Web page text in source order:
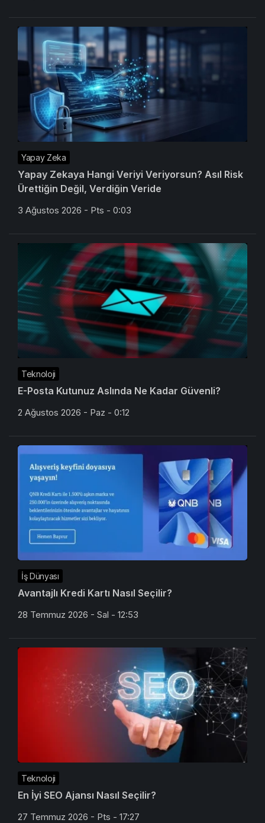
Yapay Zeka
Yapay Zekaya Hangi Veriyi Veriyorsun? Asıl Risk
Ürettiğin Değil, Verdiğin Veride
3 Ağustos 2026 - Pts - 0:03
Teknoloji
E-Posta Kutunuz Aslında Ne Kadar Güvenli?
2 Ağustos 2026 - Paz - 0:12
İş Dünyası
Avantajlı Kredi Kartı Nasıl Seçilir?
28 Temmuz 2026 - Sal - 12:53
Teknoloji
En İyi SEO Ajansı Nasıl Seçilir?
27 Temmuz 2026 - Pts - 17:27